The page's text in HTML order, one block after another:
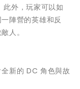
外，玩家可以如
陣營的英雄和反
人。
新的 DC 角色與故